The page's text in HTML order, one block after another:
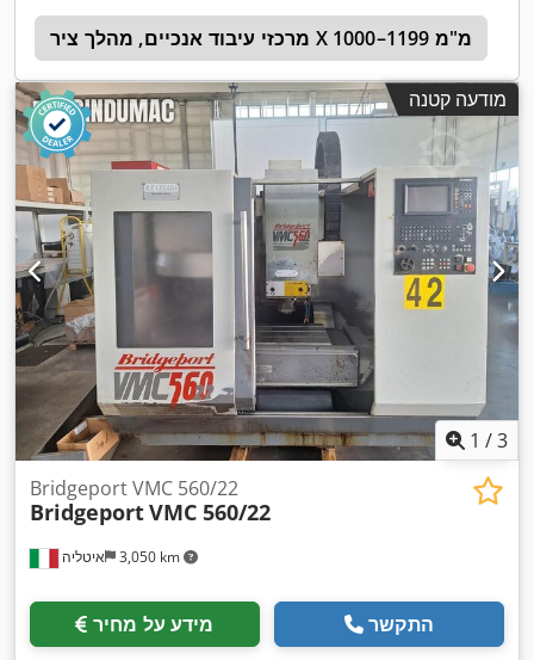
מרכזי עיבוד אנכיים, מהלך ציר X 1000–1199 מ"מ
מודעה קטנה
1 /3
איטליה 3,050 km
Bridgeport VMC 560/22
BridgeportVMC 560/22
מידע על מחיר התקשר